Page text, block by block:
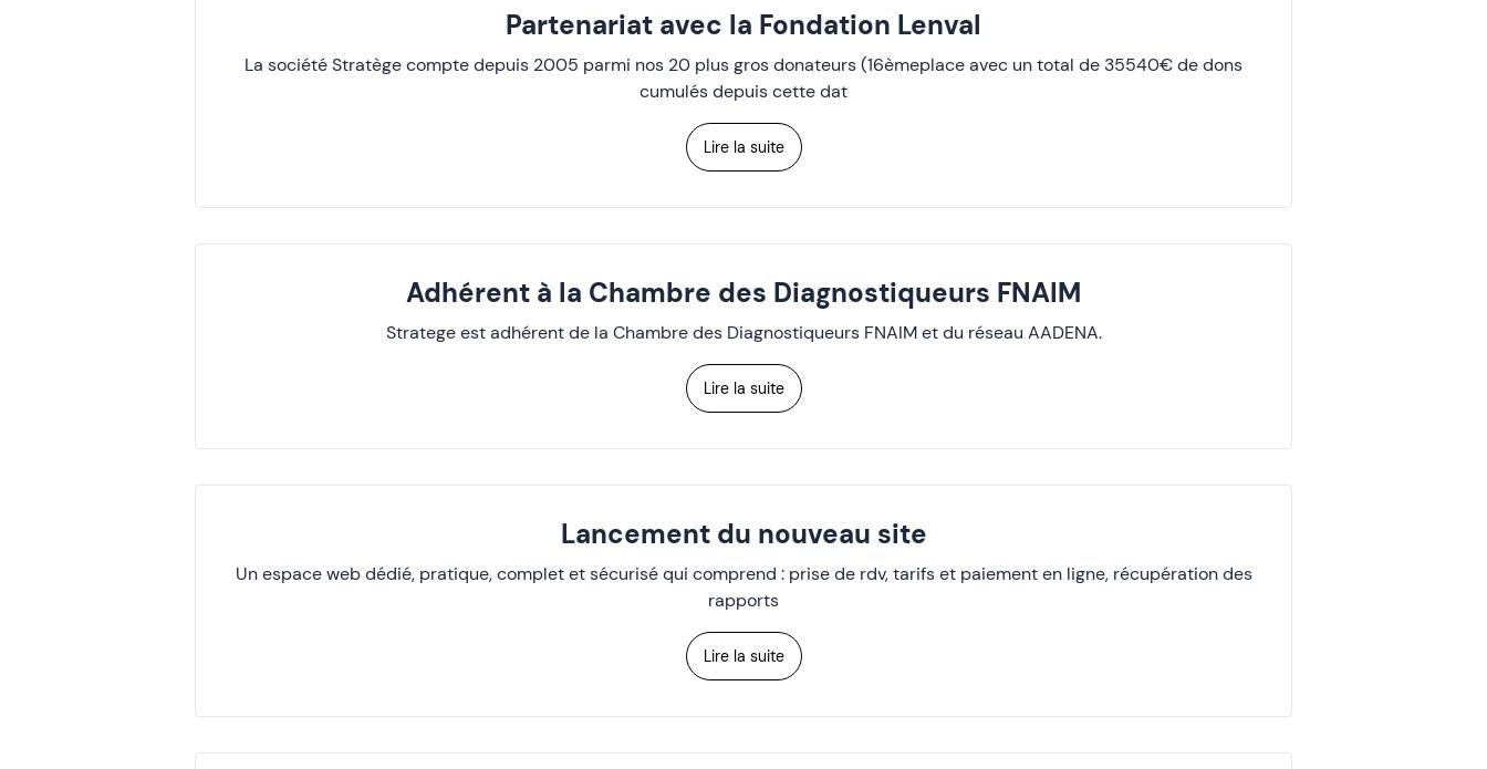
Partenariat avec la Fondation Lenval
La société Stratège compte depuis 2005 parmi nos 20 plus gros donateurs (16èmeplace avec un total de 35540€ de dons
cumulés depuis cette dat
Lire la suite
Adhérent à la Chambre des Diagnostiqueurs FNAIM
Stratege est adhérent de la Chambre des Diagnostiqueurs FNAIM et du réseau AADENA.
Lire la suite
Lancement du nouveau site
Un espace web dédié, pratique, complet et sécurisé qui comprend : prise de rdv, tarifs et paiement en ligne, récupération des
rapports
Lire la suite